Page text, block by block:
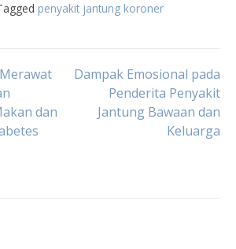
penyakit jantung koroner
dan
Dampak Emosional pada
Penderita Penyakit
Jantung Bawaan dan
Keluarga